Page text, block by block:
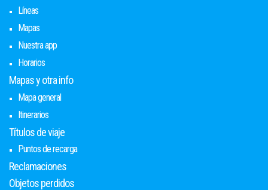
Líneas
Mapas
Nuestra app
Horarios
Mapas y otra info
Mapa general
Itinerarios
Títulos de viaje
Puntos de recarga
Reclamaciones
Objetos perdidos